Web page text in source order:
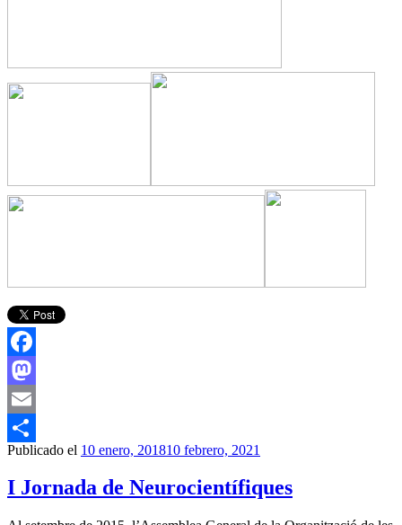
Facebook
Mastodon
Email
Compartir
Publicado el 10 enero, 201810 febrero, 2021
I Jornada de Neurocientífiques